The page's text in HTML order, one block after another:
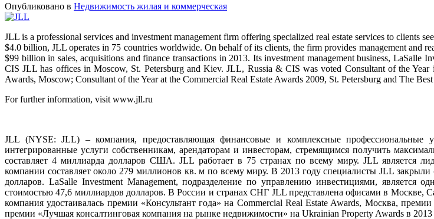
Опубликовано в Недвижимость жилая и коммерческая
JLL is a professional services and investment management firm offering specialized real estate services to clients
$4.0 billion, JLL operates in 75 countries worldwide. On behalf of its clients, the firm provides management and
$99 billion in sales, acquisitions and finance transactions in 2013. Its investment management business, LaSalle
CIS JLL has offices in Moscow, St. Petersburg and Kiev. JLL, Russia & CIS was voted Consultant of the
Awards, Moscow; Consultant of the Year at the Commercial Real Estate Awards 2009, St. Petersburg and The
For further information, visit www.jll.ru
JLL (NYSE: JLL) – компания, предоставляющая финансовые и комплексные
интегрированные услуги собственникам, арендаторам и инвесторам, стремящимся получить
составляет 4 миллиарда долларов США. JLL работает в 75 странах по всему миру. JLL является
компании составляет около 279 миллионов кв. м по всему миру. В 2013 году специалисты JLL
долларов. LaSalle Investment Management, подразделение по управлению инвестициями,
стоимостью 47,6 миллиардов долларов. В России и странах СНГ JLL представлена офисами в Москве,
компания удостаивалась премии «Консультант года» на Commercial Real Estate Awards, Москва,
премии «Лучшая консалтинговая компания на рынке недвижимости» на Ukrainian Property Awards в